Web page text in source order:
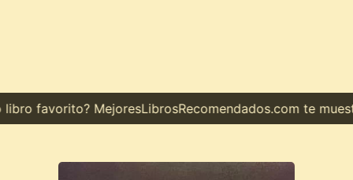
MejoresLibrosRecomendados.com te muestra